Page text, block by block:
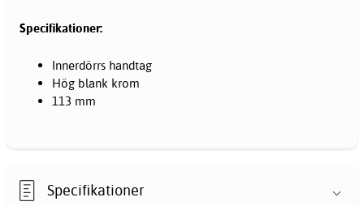
Specifikationer:
Innerdörrs handtag
Hög blank krom
113 mm
Specifikationer